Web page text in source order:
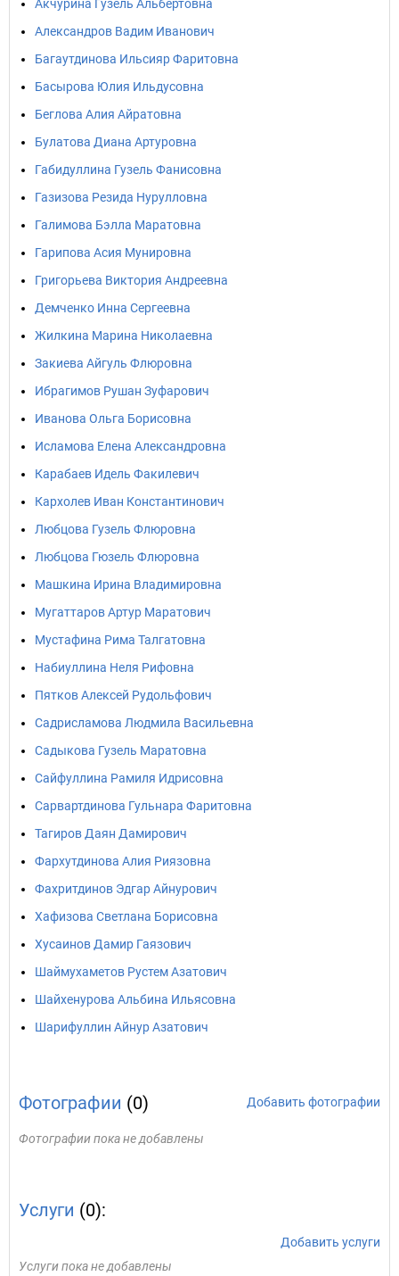
Акчурина Гузель Альбертовна
Александров Вадим Иванович
Багаутдинова Ильсияр Фаритовна
Басырова Юлия Ильдусовна
Беглова Алия Айратовна
Булатова Диана Артуровна
Габидуллина Гузель Фанисовна
Газизова Резида Нурулловна
Галимова Бэлла Маратовна
Гарипова Асия Мунировна
Григорьева Виктория Андреевна
Демченко Инна Сергеевна
Жилкина Марина Николаевна
Закиева Айгуль Флюровна
Ибрагимов Рушан Зуфарович
Иванова Ольга Борисовна
Исламова Елена Александровна
Карабаев Идель Факилевич
Кархолев Иван Константинович
Любцова Гузель Флюровна
Любцова Гюзель Флюровна
Машкина Ирина Владимировна
Мугаттаров Артур Маратович
Мустафина Рима Талгатовна
Набиуллина Неля Рифовна
Пятков Алексей Рудольфович
Садрисламова Людмила Васильевна
Садыкова Гузель Маратовна
Сайфуллина Рамиля Идрисовна
Сарвартдинова Гульнара Фаритовна
Тагиров Даян Дамирович
Фархутдинова Алия Риязовна
Фахритдинов Эдгар Айнурович
Хафизова Светлана Борисовна
Хусаинов Дамир Гаязович
Шаймухаметов Рустем Азатович
Шайхенурова Альбина Ильясовна
Шарифуллин Айнур Азатович
Фотографии (0) Добавить фотографии
Фотографии пока не добавлены
Услуги (0):
Добавить услуги
Услуги пока не добавлены